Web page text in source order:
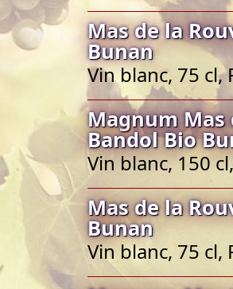
Mas de la
Bunan
Vin blanc, 75 cl,
Magnum Mas
Bandol Bio
Vin blanc, 150
Mas de la
Bunan
Vin blanc, 75 cl,